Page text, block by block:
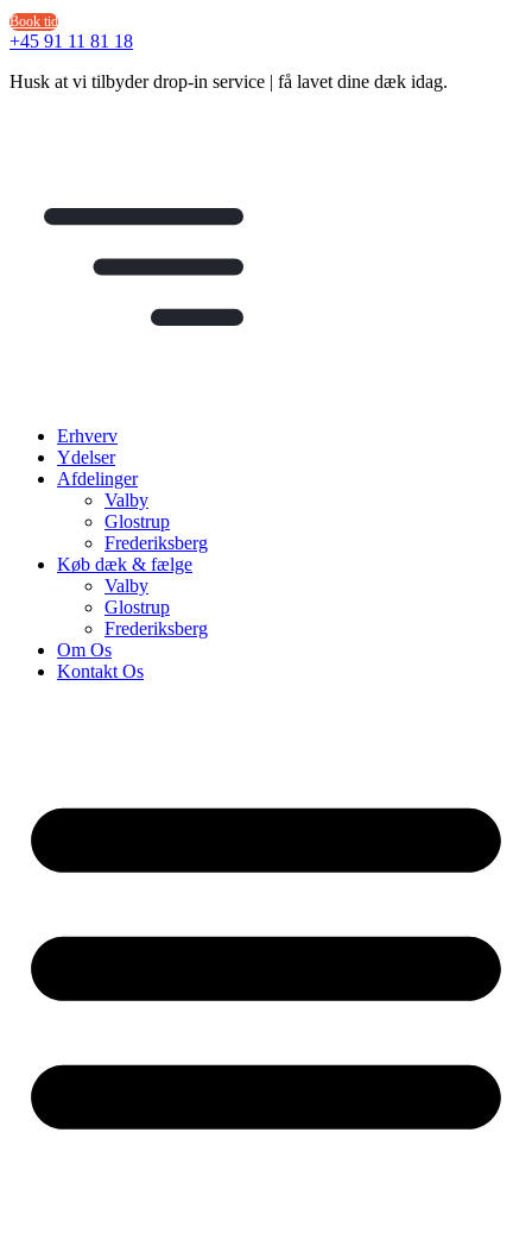
Videre
til
Book tid
+45 91 11 81 18
Husk at vi tilbyder drop-in service | få lavet dine dæk idag.
Erhverv
Ydelser
Afdelinger
Valby
Glostrup
Frederiksberg
Køb dæk & fælge
Valby
Glostrup
Frederiksberg
Om Os
Kontakt Os